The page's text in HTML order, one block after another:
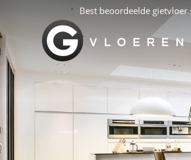
Best beoordeelde